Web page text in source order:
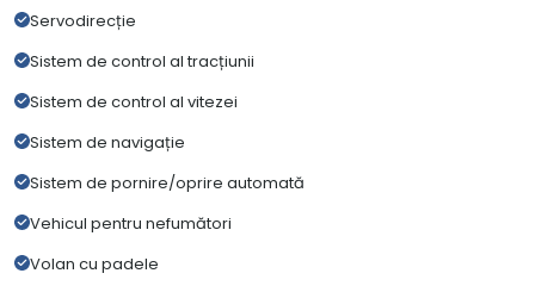
Servodirecție
Sistem de control al tracțiunii
Sistem de control al vitezei
Sistem de navigație
Sistem de pornire/oprire automată
Vehicul pentru nefumători
Volan cu padele